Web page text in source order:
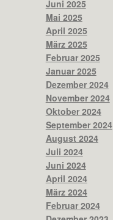
Juni 2025
Mai 2025
April 2025
März 2025
Februar 2025
Januar 2025
Dezember 2024
November 2024
Oktober 2024
September 2024
August 2024
Juli 2024
Juni 2024
April 2024
März 2024
Februar 2024